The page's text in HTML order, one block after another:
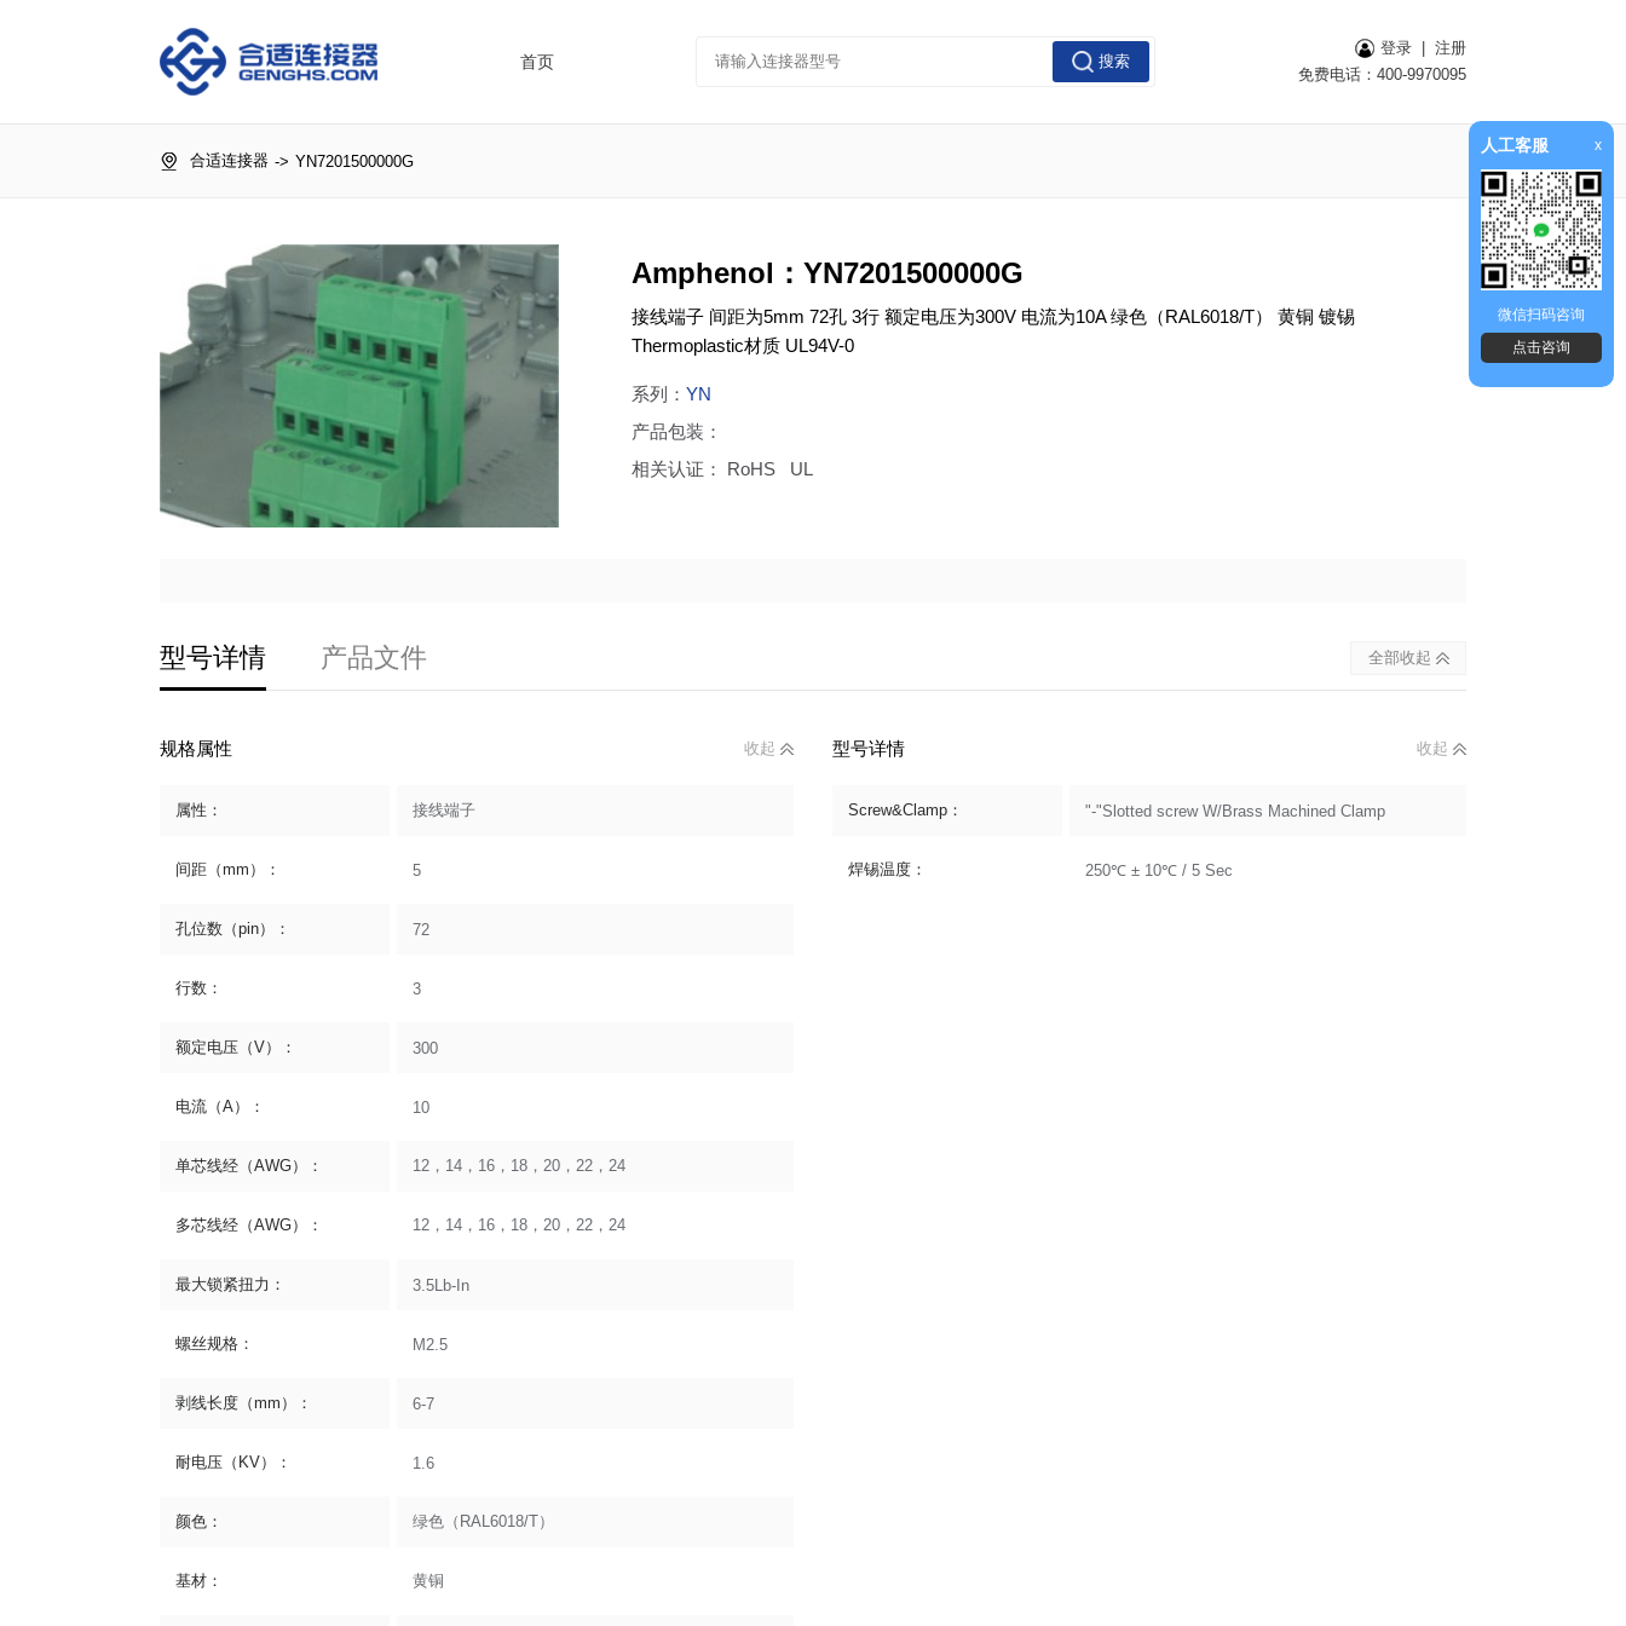
人工客服 x
微信扫码咨询
点击咨询
首页 搜索
登录| 注册
免费电话：400-9970095
合适连接器 -> YN7201500000G
Amphenol：YN7201500000G
接线端子 间距为5mm 72孔 3行 额定电压为300V 电流为10A 绿色（RAL6018/T） 黄铜 镀锡
Thermoplastic材质 UL94V-0
系列： YN
产品包装：
相关认证： RoHS UL
型号详情 产品文件 全部收起
规格属性 收起
属性： 接线端子
间距（mm）： 5
孔位数（pin）： 72
行数： 3
额定电压（V）： 300
电流（A）： 10
单芯线经（AWG）： 12，14，16，18，20，22，24
多芯线经（AWG）： 12，14，16，18，20，22，24
最大锁紧扭力： 3.5Lb-In
螺丝规格： M2.5
剥线长度（mm）： 6-7
耐电压（KV）： 1.6
颜色： 绿色（RAL6018/T）
基材： 黄铜
型号详情 收起
Screw&Clamp： "-"Slotted screw W/Brass Machined Clamp
焊锡温度： 250℃ ± 10℃ / 5 Sec